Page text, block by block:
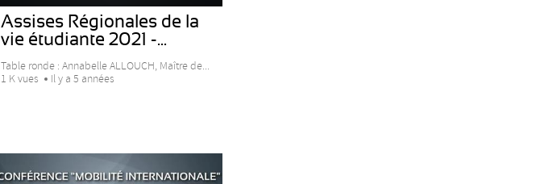
Assises Régionales de la
vie étudiante 2021 -...
Table ronde : Annabelle ALLOUCH, Maître de...
1 K vues
Il y a 5 années